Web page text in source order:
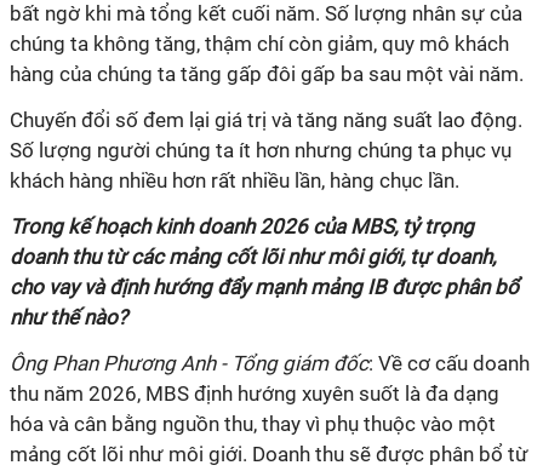
bất ngờ khi mà tổng kết cuối năm. Số lượng nhân sự của
chúng ta không tăng, thậm chí còn giảm, quy mô khách
hàng của chúng ta tăng gấp đôi gấp ba sau một vài năm.
Chuyến đổi số đem lại giá trị và tăng năng suất lao động.
Số lượng người chúng ta ít hơn nhưng chúng ta phục vụ
khách hàng nhiều hơn rất nhiều lần, hàng chục lần.
Trong kế hoạch kinh doanh 2026 của MBS, tỷ trọng
doanh thu từ các mảng cốt lõi như môi giới, tự doanh,
cho vay và định hướng đẩy mạnh mảng IB được phân bổ
như thế nào?
Ông Phan Phương Anh - Tổng giám đốc: Về cơ cấu doanh
thu năm 2026, MBS định hướng xuyên suốt là đa dạng
hóa và cân bằng nguồn thu, thay vì phụ thuộc vào một
mảng cốt lõi như môi giới. Doanh thu sẽ được phân bổ từ